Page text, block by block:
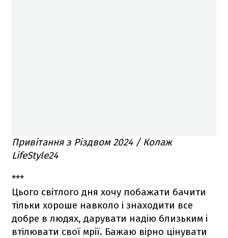
Привітання з Різдвом 2024 / Колаж
LifeStyle24
***
Цього світлого дня хочу побажати бачити
тільки хороше навколо і знаходити все
добре в людях, дарувати надію близьким і
втілювати свої мрії. Бажаю вірно цінувати